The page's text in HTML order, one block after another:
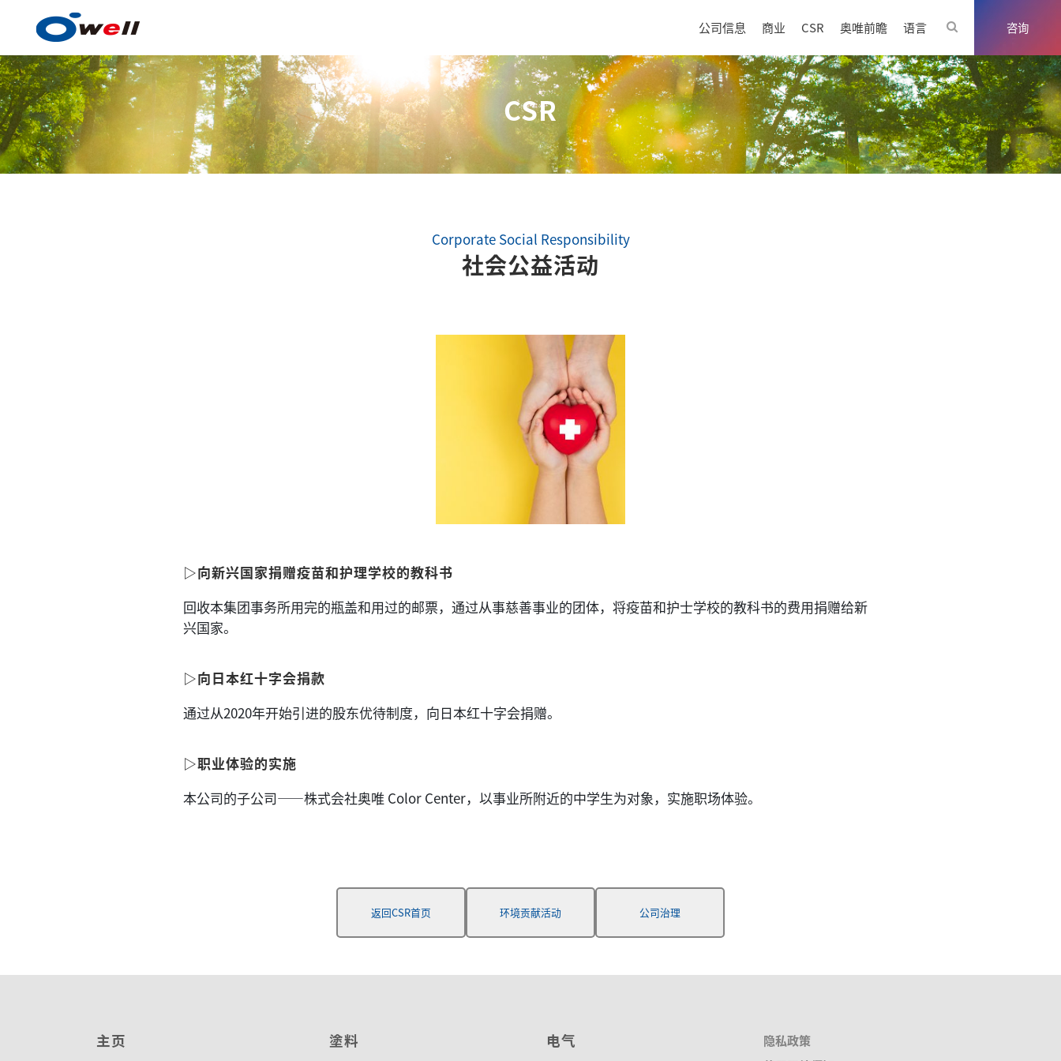
公司信息 商业
涂料、涂膜形成技术 生产材料(化成品，物资) 传感器
CSR 奥唯前瞻 语言 咨询
CSR
Corporate Social Responsibility
社会公益活动
▷向新兴国家捐赠疫苗和护理学校的教科书
回收本集团事务所用完的瓶盖和用过的邮票，通过从事慈善事业的团体，将疫苗和护士学校的教科书的费用捐赠给新
兴国家。
▷向日本红十字会捐款
通过从2020年开始引进的股东优待制度，向日本红十字会捐赠。
▷职业体验的实施
本公司的子公司——株式会社奥唯 Color Center，以事业所附近的中学生为对象，实施职场体验。
返回CSR首页 环境贡献活动 公司治理
主页
塗料 电气
隐私政策